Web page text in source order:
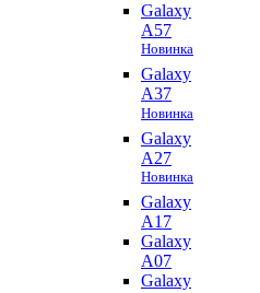
Galaxy
A57
Новинка
Galaxy
A37
Новинка
Galaxy
A27
Новинка
Galaxy
A17
Galaxy
A07
Galaxy